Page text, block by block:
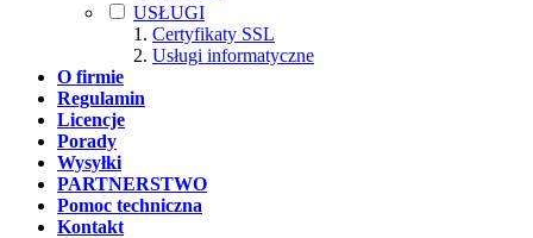
USŁUGI
Certyfikaty SSL
Usługi informatyczne
O firmie
Regulamin
Licencje
Porady
Wysyłki
PARTNERSTWO
Pomoc techniczna
Kontakt